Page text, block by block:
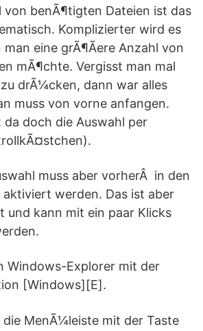
von benÃ¶tigten Dateien ist das
Komplizierter wird es
eine grÃ¶Ãere Anzahl von
mÃ¶chte. Vergisst man mal
drÃ¼cken, dann war alles
muss von vorne anfangen.
doch die Auswahl per
muss aber vorherÂ in den
werden. Das ist aber
und kann mit ein paar Klicks
Windows-Explorer mit der
[Windows][E].
die MenÃ¼leiste mit der Taste